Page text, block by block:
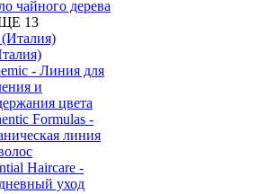
чайного дерева
13
- Линия для
и
цвета
Formulas -
линия
Haircare -
уход